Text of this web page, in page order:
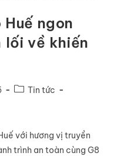
ngon
lối về khiến
Tin tức
với hương vị truyền
trình an toàn cùng G8